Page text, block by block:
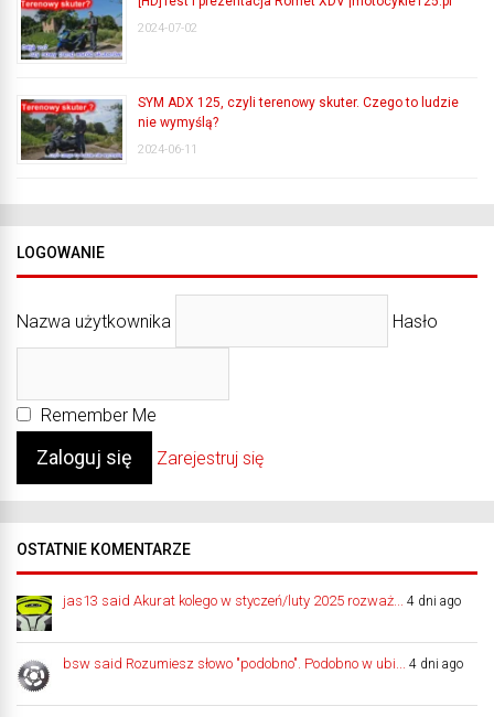
2024-07-02
SYM ADX 125, czyli terenowy skuter. Czego to ludzie
nie wymyślą?
2024-06-11
LOGOWANIE
Nazwa użytkownika Hasło
Remember Me
Zarejestruj się
OSTATNIE KOMENTARZE
jas13 said Akurat kolego w styczeń/luty 2025 rozważ... 4 dni ago
bsw said Rozumiesz słowo "podobno". Podobno w ubi... 4 dni ago